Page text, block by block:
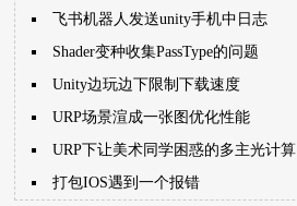
飞书机器人发送unity手机中日志
Shader变种收集PassType的问题
Unity边玩边下限制下载速度
URP场景渲成一张图优化性能
URP下让美术同学困惑的多主光计算
打包IOS遇到一个报错